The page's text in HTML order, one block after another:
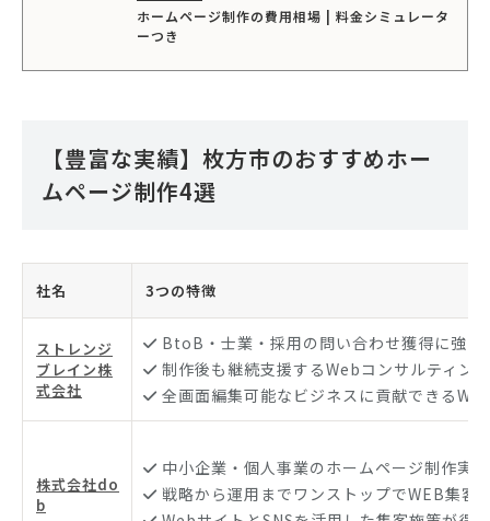
ホームページ制作の費用相場 | 料金シミュレータ
ーつき
【豊富な実績】枚方市のおすすめホー
ムページ制作4選
社名 3つの特徴
ストレンジ
ブレイン株
式会社
BtoB・士業・採用の問い合わせ獲得に強い
制作後も継続支援するWebコンサルティング
全画面編集可能なビジネスに貢献できる
株式会社do
b
中小企業・個人事業のホームページ制作実
戦略から運用までワンストップでWEB集客